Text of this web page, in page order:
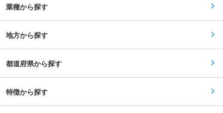
の実現のため、生産性向上や効率化・省力化に向
けて、現場でのICT・AI導入など全社を挙げて働
き方改革を推進しています。 ◇キャリアパス 希
る「自己申告制度」や全社員共通の評価制度があ
業種から探す
地方から探す
都道府県から探す
特徴から探す